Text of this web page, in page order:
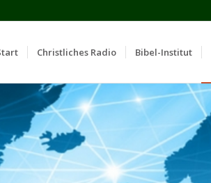
Сhristliches Radio Bibel-Institut